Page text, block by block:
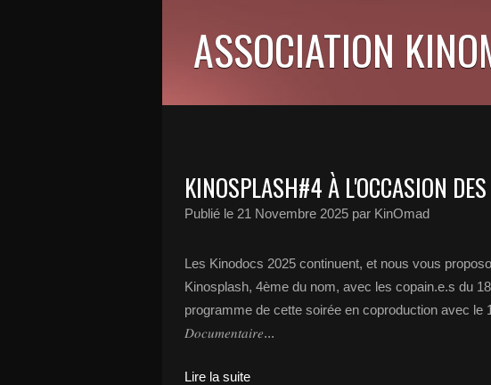
ASSOCIATION
KINOSPLASH#4 À L'OCCASION
Publié le 21 Novembre 2025 par KinOmad
Les Kinodocs 2025 continuent, et nous vous
Kinosplash, 4ème du nom, avec les copain.e.s du
programme de cette soirée en coproduction avec le
𝐷𝑜𝑐𝑢𝑚𝑒𝑛𝑡𝑎𝑖𝑟𝑒...
Lire la suite